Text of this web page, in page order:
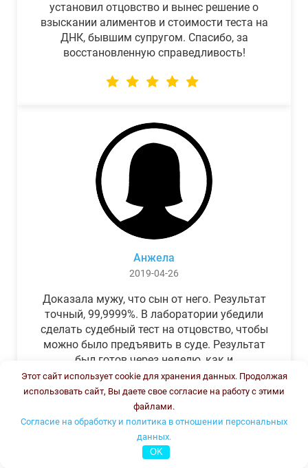
установил отцовство и вынес решение о
взыскании алиментов и стоимости теста на
ДНК, бывшим супругом. Спасибо, за
восстановленную справедливость!
Анжела
2019-04-26
Доказала мужу, что сын от него. Результат
точный, 99,9999%. В лаборатории убедили
сделать судебный тест на отцовство, чтобы
можно было предъявить в суде. Результат
был готов через неделю, как и
обещали.Теперь муж бегает и извиняется.
Этот сайт использует cookie для хранения данных. Продолжая
использовать сайт, Вы даете свое согласие на работу с этими
файлами.
Согласие на обработку и политика в отношении персональных
данных.
OK